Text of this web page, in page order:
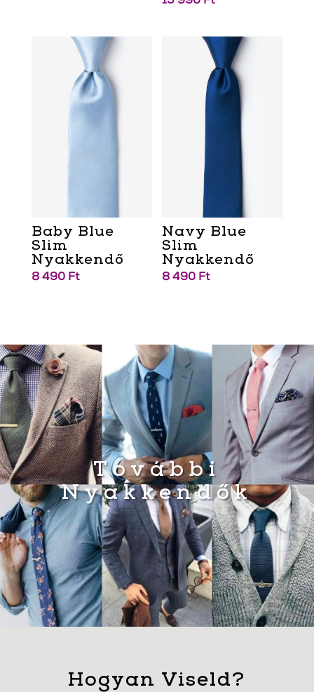
Baby Blue
Slim
Nyakkendő
8 490 Ft
Navy Blue
Slim
Nyakkendő
8 490 Ft
További
Nyakkendők
Hogyan Viseld?